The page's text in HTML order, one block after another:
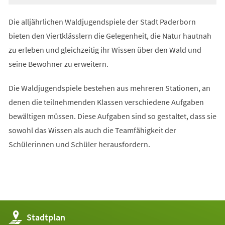
Die alljährlichen Waldjugendspiele der Stadt Paderborn
bieten den Viertklässlern die Gelegenheit, die Natur hautnah
zu erleben und gleichzeitig ihr Wissen über den Wald und
seine Bewohner zu erweitern.
Die Waldjugendspiele bestehen aus mehreren Stationen, an
denen die teilnehmenden Klassen verschiedene Aufgaben
bewältigen müssen. Diese Aufgaben sind so gestaltet, dass sie
sowohl das Wissen als auch die Teamfähigkeit der
Schülerinnen und Schüler herausfordern.
Stadtplan
(Öffnet